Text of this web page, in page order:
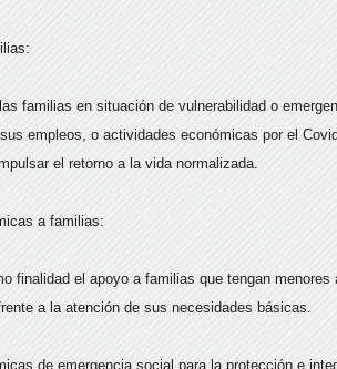
familias en situación de vulnerabilidad o
empleos, o actividades económicas por el
el retorno a la vida normalizada.
a familias:
finalidad el apoyo a familias que tengan
a la atención de sus necesidades básicas.
de emergencia social para la protección e